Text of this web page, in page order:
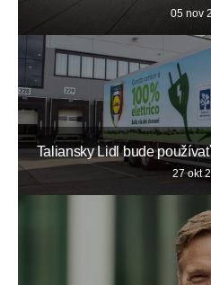
05 nov
Taliansky Lidl bude
27 okt